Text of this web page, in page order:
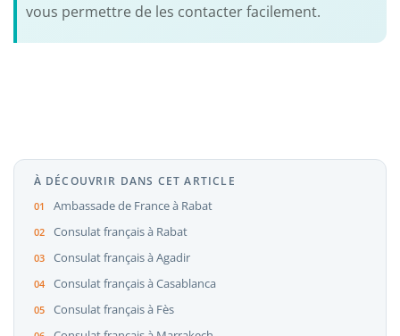
vous permettre de les contacter facilement.
À DÉCOUVRIR DANS CET ARTICLE
Ambassade de France à Rabat
Consulat français à Rabat
Consulat français à Agadir
Consulat français à Casablanca
Consulat français à Fès